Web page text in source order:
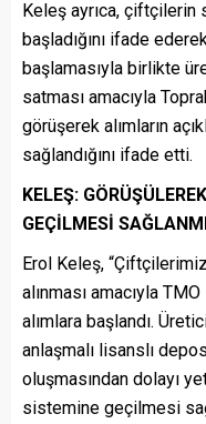
Keleş ayrıca, çiftçilerin
başladığını ifade
başlamasıyla birlikte
satması amacıyla
görüşerek alımların
sağlandığını ifade etti.
KELEŞ:
GEÇİLMESİ
Erol Keleş,
alınması amacıyla
alımlara başlandı.
anlaşmalı lisanslı
oluşmasından dolayı
sistemine geçilmesi